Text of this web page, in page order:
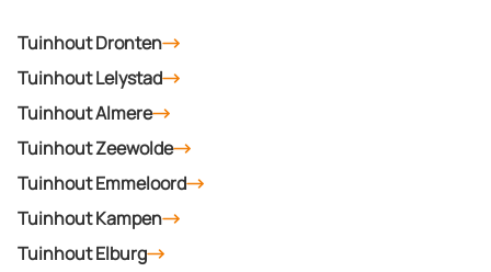
Tuinhout Dronten
Tuinhout Lelystad
Tuinhout Almere
Tuinhout Zeewolde
Tuinhout Emmeloord
Tuinhout Kampen
Tuinhout Elburg